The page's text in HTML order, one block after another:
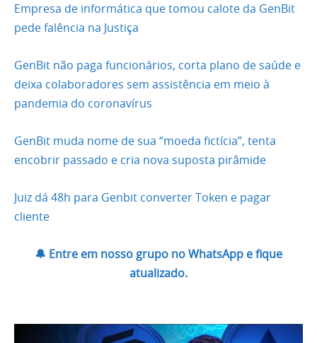
Empresa de informática que tomou calote da GenBit
pede falência na Justiça
GenBit não paga funcionários, corta plano de saúde e
deixa colaboradores sem assistência em meio à
pandemia do coronavírus
GenBit muda nome de sua “moeda fictícia”, tenta
encobrir passado e cria nova suposta pirâmide
Juiz dá 48h para Genbit converter Token e pagar
cliente
🔔 Entre em nosso grupo no WhatsApp e fique
atualizado.